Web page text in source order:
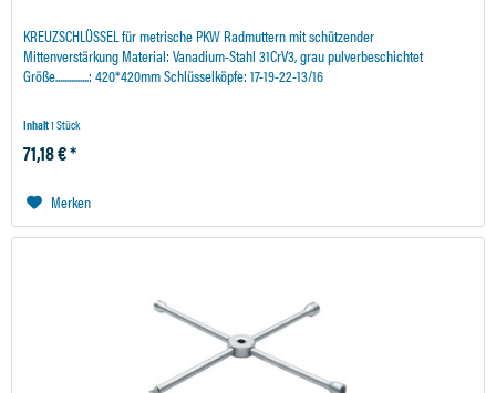
KREUZSCHLÜSSEL für metrische PKW Radmuttern mit schützender
Mittenverstärkung Material: Vanadium-Stahl 31CrV3, grau pulverbeschichtet
Größe...............: 420*420mm Schlüsselköpfe: 17-19-22-13/16
Inhalt1 Stück
71,18 € *
Merken